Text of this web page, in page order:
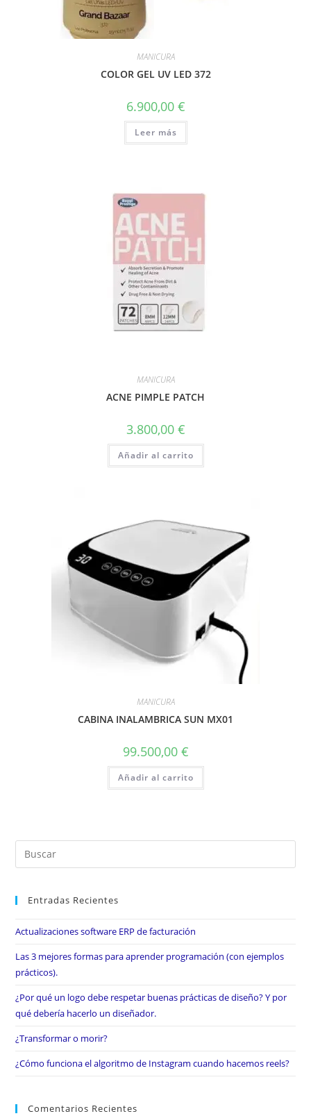
MANICURA
COLOR GEL UV LED 372
6.900,00 €
Leer más
MANICURA
ACNE PIMPLE PATCH
3.800,00 €
Añadir al carrito
MANICURA
CABINA INALAMBRICA SUN MX01
99.500,00 €
Añadir al carrito
Entradas Recientes
Actualizaciones software ERP de facturación
Las 3 mejores formas para aprender programación (con ejemplos
prácticos).
¿Por qué un logo debe respetar buenas prácticas de diseño? Y por
qué debería hacerlo un diseñador.
¿Transformar o morir?
¿Cómo funciona el algoritmo de Instagram cuando hacemos reels?
Comentarios Recientes